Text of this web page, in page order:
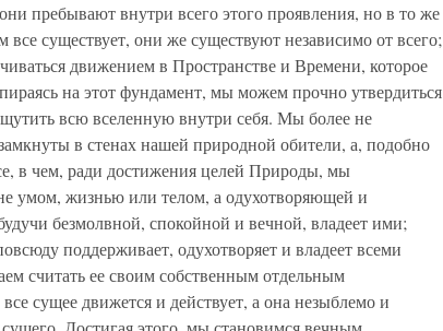
пребывают внутри всего этого проявления, но в то же
все существует, они же существуют независимо от всего;
движением в Пространстве и Времени, которое
на этот фундамент, мы можем прочно утвердиться
всю вселенную внутри себя. Мы более не
в стенах нашей природной обители, а, подобно
в чем, ради достижения целей Природы, мы
умом, жизнью или телом, а одухотворяющей и
безмолвной, спокойной и вечной, владеет ими;
поддерживает, одухотворяет и владеет всеми
считать ее своим собственным отдельным
сущее движется и действует, а она незыблемо и